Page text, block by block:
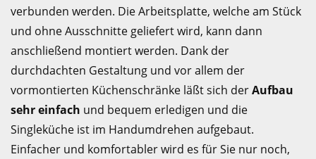
verbunden werden. Die Arbeitsplatte, welche am Stück
und ohne Ausschnitte geliefert wird, kann dann
anschließend montiert werden. Dank der
durchdachten Gestaltung und vor allem der
vormontierten Küchenschränke läßt sich derAufbau
sehr einfach und bequem erledigen und die
Singleküche ist im Handumdrehen aufgebaut.
Einfacher und komfortabler wird es für Sie nur noch,